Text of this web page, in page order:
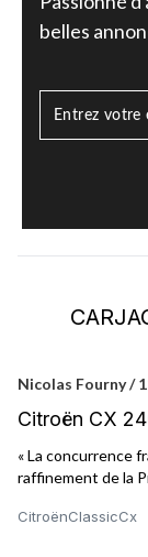
belles
Nicolas Fourny /
Citroën CX
Chevrons
« La concurrence
raffinement de la
CitroënClassicCx